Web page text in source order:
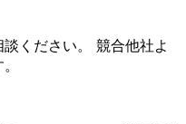
ください。 競合他社よ